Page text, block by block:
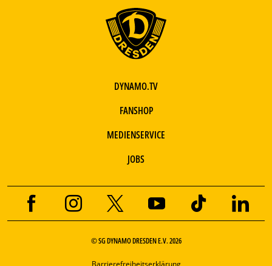
DYNAMO.TV
FANSHOP
MEDIENSERVICE
JOBS
© SG DYNAMO DRESDEN E.V. 2026
Barrierefreiheitserklärung